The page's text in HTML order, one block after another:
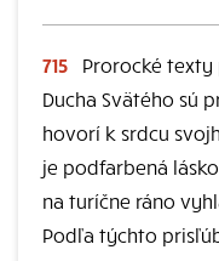
715
Prorocké texty
Ducha Svätého sú
hovorí k srdcu
je podfarbená
na turíčne ráno
Podľa týchto